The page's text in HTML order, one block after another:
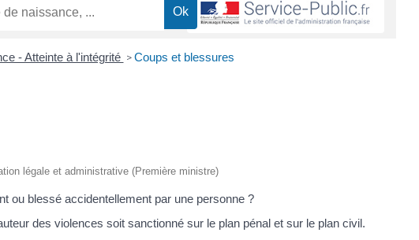
- Atteinte à l'intégrité > Coups et blessures
légale et administrative (Première ministre)
ou blessé accidentellement par une personne ?
des violences soit sanctionné sur le plan pénal et sur le plan civil.